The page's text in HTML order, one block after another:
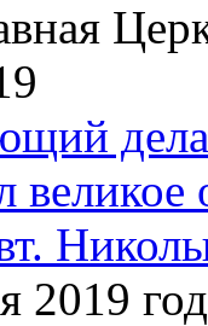
великое
2019